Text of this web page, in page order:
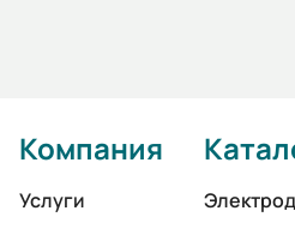
Компания
Услуги